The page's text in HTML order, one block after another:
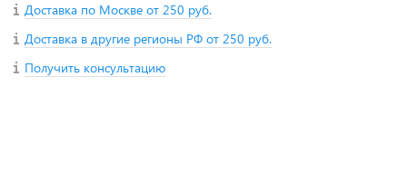
Доставка по Москве от 250 руб.
Доставка в другие регионы РФ от 250 руб.
Получить консультацию